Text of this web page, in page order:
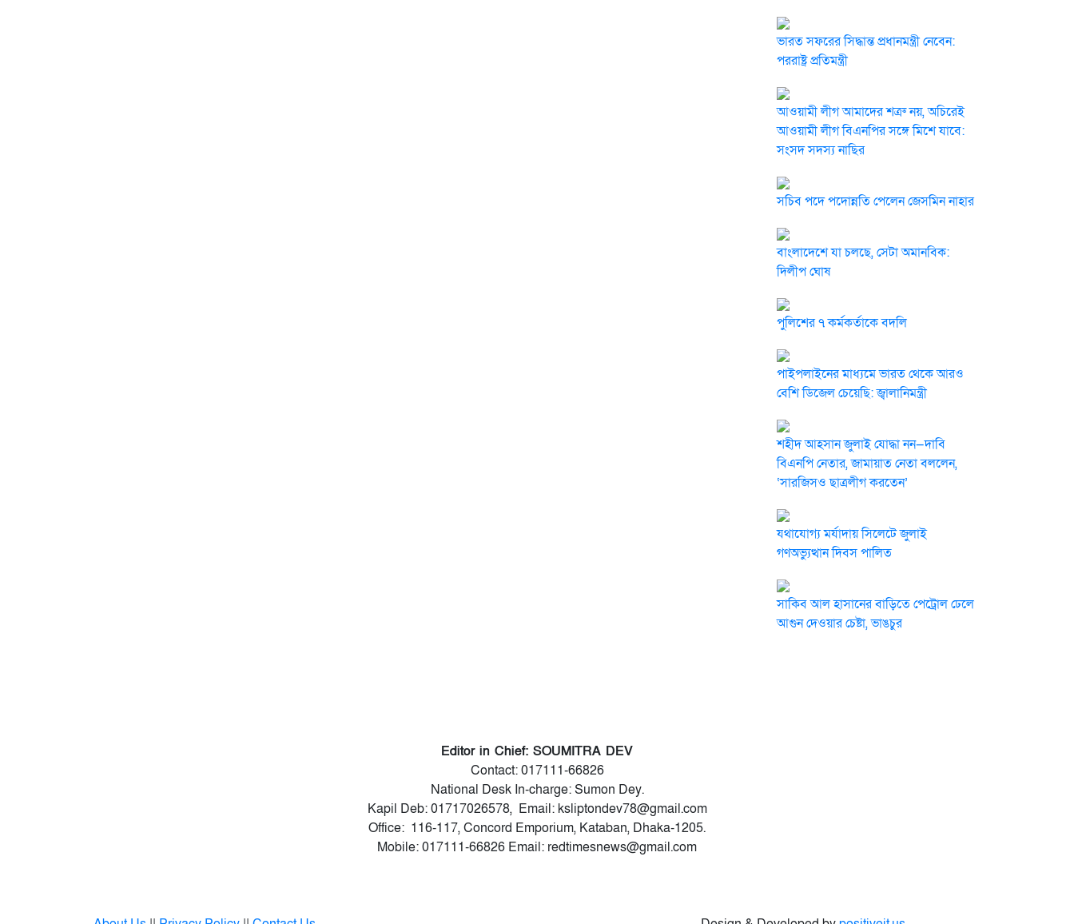
ভারত সফরের সিদ্ধান্ত প্রধানমন্ত্রী নেবেন:
পররাষ্ট্র প্রতিমন্ত্রী
আওয়ামী লীগ আমাদের শত্রু নয়, অচিরেই
আওয়ামী লীগ বিএনপির সঙ্গে মিশে যাবে:
সংসদ সদস্য নাছির
সচিব পদে পদোন্নতি পেলেন জেসমিন নাহার
বাংলাদেশে যা চলছে, সেটা অমানবিক:
দিলীপ ঘোষ
পুলিশের ৭ কর্মকর্তাকে বদলি
পাইপলাইনের মাধ্যমে ভারত থেকে আরও
বেশি ডিজেল চেয়েছি: জ্বালানিমন্ত্রী
শহীদ আহসান জুলাই যোদ্ধা নন—দাবি
বিএনপি নেতার, জামায়াত নেতা বললেন,
‘সারজিসও ছাত্রলীগ করতেন’
যথাযোগ্য মর্যাদায় সিলেটে জুলাই
গণঅভ্যুত্থান দিবস পালিত
সাকিব আল হাসানের বাড়িতে পেট্রোল ঢেলে
আগুন দেওয়ার চেষ্টা, ভাঙচুর
Editor in Chief: SOUMITRA DEV
Contact: 017111-66826
National Desk In-charge: Sumon Dey.
Kapil Deb: 01717026578, Email: ksliptondev78@gmail.com
Office: 116-117, Concord Emporium, Kataban, Dhaka-1205.
Mobile: 017111-66826 Email: redtimesnews@gmail.com